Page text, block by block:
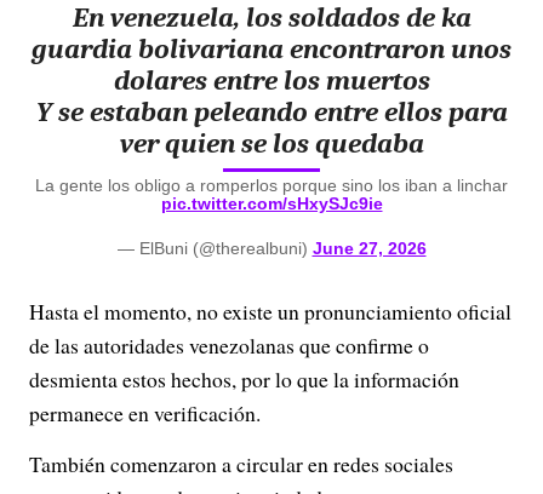
En venezuela, los soldados de ka
guardia bolivariana encontraron unos
dolares entre los muertos
Y se estaban peleando entre ellos para
ver quien se los quedaba
La gente los obligo a romperlos porque sino los iban a linchar
pic.twitter.com/sHxySJc9ie
— ElBuni (@therealbuni) June 27, 2026
Hasta el momento, no existe un pronunciamiento oficial
de las autoridades venezolanas que confirme o
desmienta estos hechos, por lo que la información
permanece en verificación.
También comenzaron a circular en redes sociales